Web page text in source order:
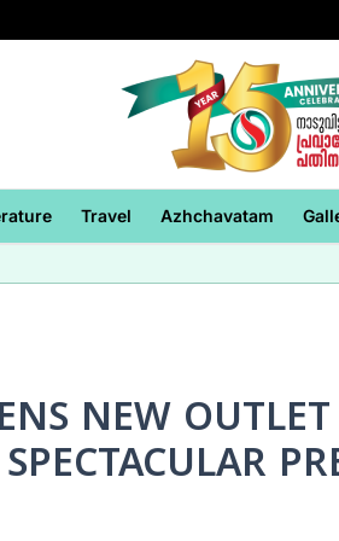
Travel Azhchavatam
NEW